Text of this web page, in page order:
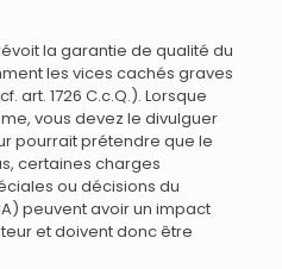
la garantie de qualité du
les vices cachés graves
art. 1726 C.c.Q.). Lorsque
vous devez le divulguer
pourrait prétendre que le
certaines charges
ou décisions du
peuvent avoir un impact
et doivent donc être